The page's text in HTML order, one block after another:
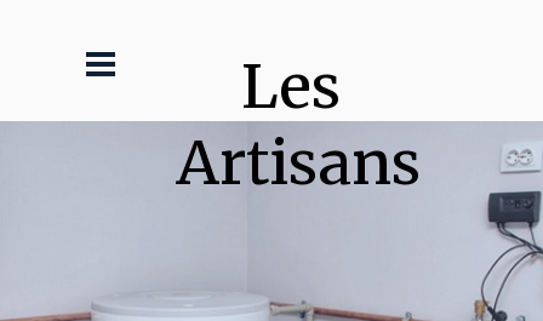
Les
Artisans